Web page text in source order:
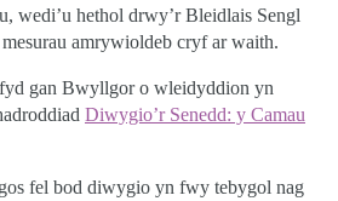
wedi’u hethol drwy’r Bleidlais Sengl
amrywioldeb cryf ar waith.
gan Bwyllgor o wleidyddion yn
Diwygio’r Senedd: y Camau
fel bod diwygio yn fwy tebygol nag